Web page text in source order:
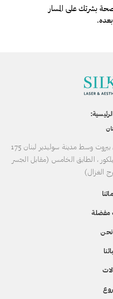
بشرتك على المسار
المقر الرئيسي لشركة سيلكور القابضة في بيروت وسط مدينة سوليدير لبنان 175
، الطابق الخامس (مقابل الجسر
الغزال)
مفضلة